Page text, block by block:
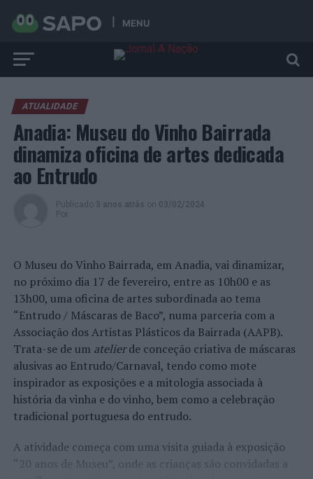
MENU
ATUALIDADE
Anadia: Museu do Vinho Bairrada
dinamiza oficina de artes dedicada
ao Entrudo
Publicado 3 anos atrás on 03/02/2024
Por
O Museu do Vinho Bairrada, em Anadia, vai dinamizar,
no próximo dia 17 de fevereiro, entre as 10h00 e as
13h00, uma oficina de artes subordinada ao tema
“Entrudo / Máscaras de Baco”, numa parceria com a
Associação dos Artistas Plásticos da Bairrada (AAPB).
Trata-se de um atelierde conceção criativa de máscaras
alusivas ao Entrudo/Carnaval, tendo como mote
inspirador as exposições e a mitologia associada à
história da vinha e do vinho, bem como a celebração
tradicional portuguesa do entrudo.
A atividade começa com uma visita guiada à exposição
“20 anos de Museu”, onde as crianças são convidadas a